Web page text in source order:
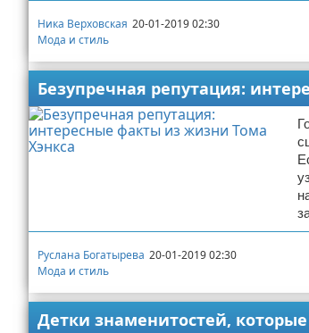
Ника Верховская 20-01-2019 02:30
Мода и стиль
Безупречная репутация:
Руслана Богатырева 20-01-2019 02:30
Мода и стиль
Детки знаменитостей,